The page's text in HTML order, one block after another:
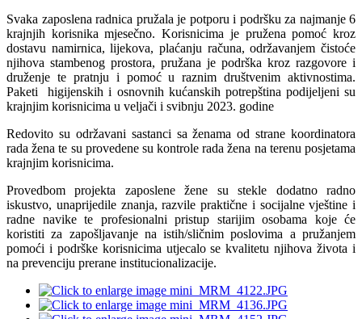
Svaka zaposlena radnica pružala je potporu i podršku za najmanje 6
krajnjih korisnika mjesečno. Korisnicima je pružena pomoć kroz
dostavu namirnica, lijekova, plaćanju računa, održavanjem čistoće
njihova stambenog prostora, pružana je podrška kroz razgovore i
druženje te pratnju i pomoć u raznim društvenim aktivnostima.
Paketi higijenskih i osnovnih kućanskih potrepština podijeljeni su
krajnjim korisnicima u veljači i svibnju 2023. godine
Redovito su održavani sastanci sa ženama od strane koordinatora
rada žena te su provedene su kontrole rada žena na terenu posjetama
krajnjim korisnicima.
Provedbom projekta zaposlene žene su stekle dodatno radno
iskustvo, unaprijedile znanja, razvile praktične i socijalne vještine i
radne navike te profesionalni pristup starijim osobama koje će
koristiti za zapošljavanje na istih/sličnim poslovima a pružanjem
pomoći i podrške korisnicima utjecalo se kvalitetu njihova života i
na prevenciju prerane institucionalizacije.